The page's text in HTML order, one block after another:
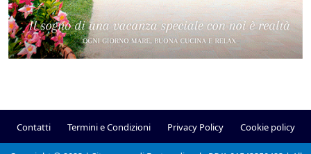
Contatti Termini e Condizioni Privacy Policy Cookie policy